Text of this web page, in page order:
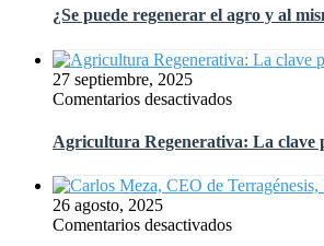
puede
regenerar
agro
al
tiempo
la
¿Se puede regenerar el agro y al
27 septiembre, 2025
Comentarios desactivadosen
clave
para
producción
Agricultura Regenerativa: La clave
26 agosto, 2025
Comentarios desactivadosen